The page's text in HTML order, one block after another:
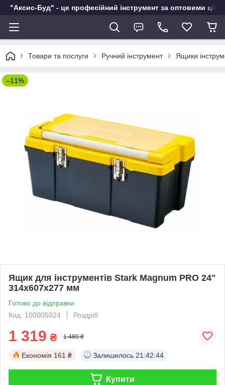
"Аксис-Буд" - це професійний інструмент за оптовими
Товари та послуги Ручний інструмент Ящики
–11%
Ящик для інструментів Stark Magnum PRO 24"
314x607x277 мм
Готово до відправки
Код: 100005024
Роздріб
1 319 ₴ 1 480 ₴
Економія 161 ₴ Залишилось 21:42:44
Купити